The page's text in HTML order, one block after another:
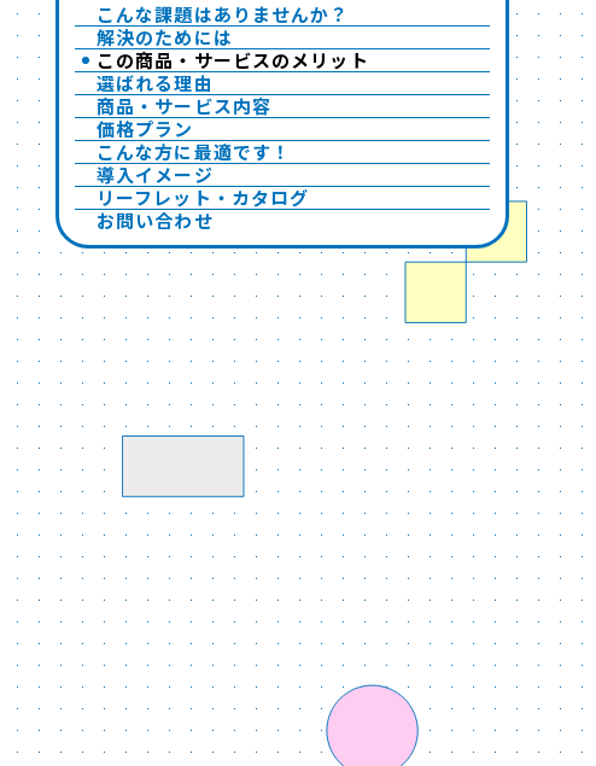
こんな課題はありませんか？
解決のためには
この商品・サービスのメリット
選ばれる理由
商品・サービス内容
価格プラン
こんな方に最適です！
導入イメージ
リーフレット・カタログ
お問い合わせ